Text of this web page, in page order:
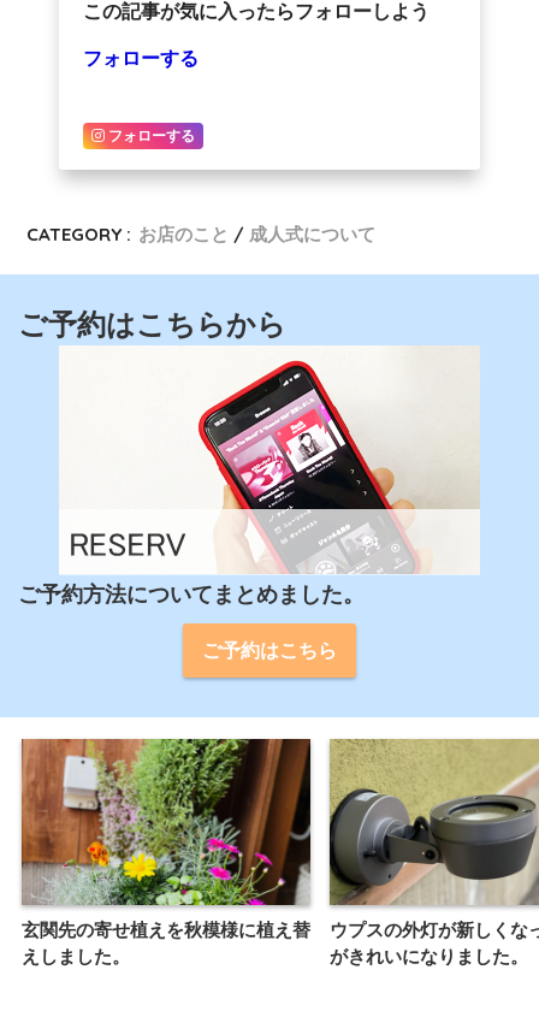
この記事が気に入ったらフォローしよう
フォローする
フォローする
CATEGORY : お店のこと 成人式について
ご予約はこちらから
ご予約方法についてまとめました。
ご予約はこちら
玄関先の寄せ植えを秋模様に植え替
えしました。
ウプスの外灯が新しくな
がきれいになりました。